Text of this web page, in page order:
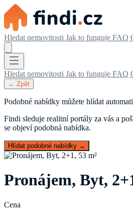
Hledat nemovitosti Jak to funguje FAQ
Hledat nemovitosti Jak to funguje FAQ
← Zpět
Podobné nabídky můžete hlídat
Findi sleduje realitní portály za vás a
se objeví podobná nabídka.
Hlídat podobné nabídky →
Pronájem, Byt,
Cena